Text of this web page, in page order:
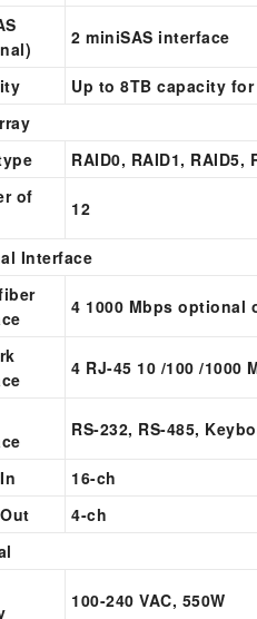
2 miniSAS interface
Up to 8TB capacity for
RAID0, RAID1, RAID5,
of
12
Interface
4 1000 Mbps optional
4 RJ-45 10 /100 /
RS-232, RS-485,
16-ch
4-ch
100-240 VAC, 550W